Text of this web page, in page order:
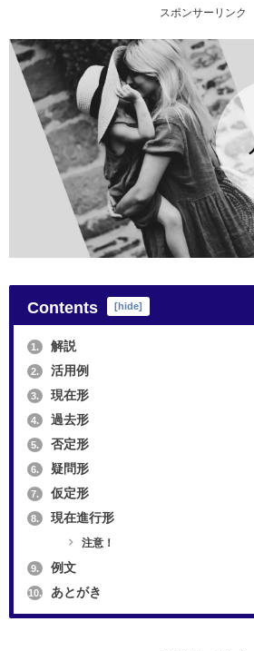
スポンサーリンク
Contents [hide]
1. 解説
2. 活用例
3. 現在形
4. 過去形
5. 否定形
6. 疑問形
7. 仮定形
8. 現在進行形
注意！
9. 例文
10. あとがき